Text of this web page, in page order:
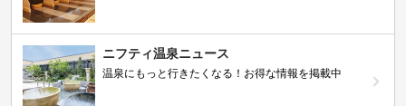
ニフティ温泉ニュース
温泉にもっと行きたくなる！お得な情報を掲載中